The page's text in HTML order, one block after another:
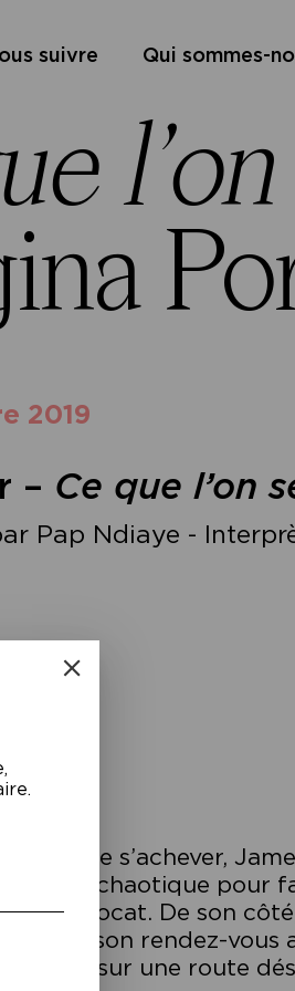
suivre Qui sommes-
2019
– Ce que l’on
Pap Ndiaye -
de s’achever,
chaotique pour
avocat. De son
voit son rendez-vous
sur une route